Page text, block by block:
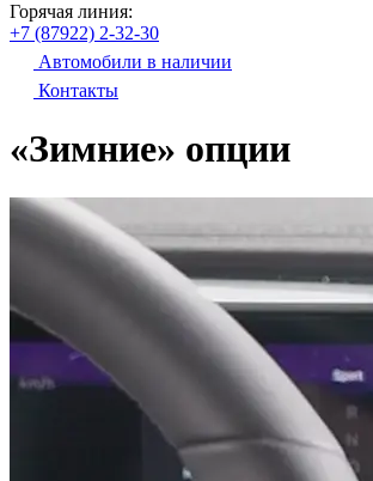
Горячая линия:
+7 (87922) 2-32-30
Автомобили в наличии
Контакты
«Зимние» опции